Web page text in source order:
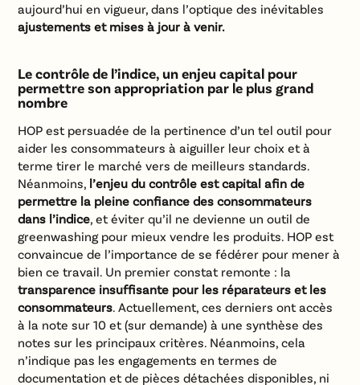
aujourd’hui en vigueur, dans l’optique des inévitables
ajustements et mises à jour à venir.
Le contrôle de l’indice, un enjeu capital pour
permettre son appropriation par le plus grand
nombre
HOP est persuadée de la pertinence d’un tel outil pour
aider les consommateurs à aiguiller leur choix et à
terme tirer le marché vers de meilleurs standards.
Néanmoins, l’enjeu du contrôle est capital afin de
permettre la pleine confiance des consommateurs
dans l’indice, et éviter qu’il ne devienne un outil de
greenwashing pour mieux vendre les produits. HOP est
convaincue de l’importance de se fédérer pour mener à
bien ce travail. Un premier constat remonte : la
transparence insuffisante pour les réparateurs et les
consommateurs. Actuellement, ces derniers ont accès
à la note sur 10 et (sur demande) à une synthèse des
notes sur les principaux critères. Néanmoins, cela
n’indique pas les engagements en termes de
documentation et de pièces détachées disponibles, ni